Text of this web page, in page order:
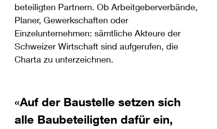
beteiligten Partnern. Ob Arbeitgeberverbände,
Planer, Gewerkschaften oder
Einzelunternehmen: sämtliche Akteure der
Schweizer Wirtschaft sind aufgerufen, die
Charta zu unterzeichnen.
«Auf der Baustelle setzen sich
alle Baubeteiligten dafür ein,